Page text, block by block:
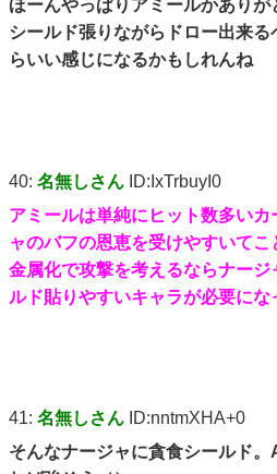
ほーんやっぱりアミールかありが
シールド張りながらドロー出来
らいい感じになるかもしれんね
40: 名無しさん ID:IxTrbuyI0
アミールは単純にヒット数多い
ャのバフの恩恵を受けやすいてこ
金属化で攻撃を考えるならナー
ルド貼りやすいキャラが必要にな
41: 名無しさん ID:nntmXHA+0
そんなナージャに貪食シールド